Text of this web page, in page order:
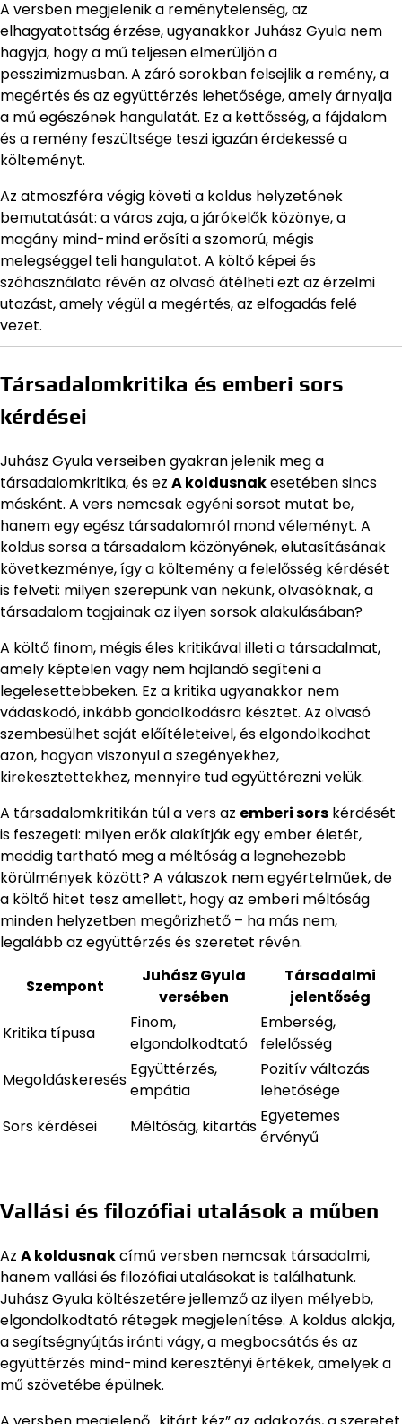
A versben megjelenik a reménytelenség, az
elhagyatottság érzése, ugyanakkor Juhász Gyula nem
hagyja, hogy a mű teljesen elmerüljön a
pesszimizmusban. A záró sorokban felsejlik a remény, a
megértés és az együttérzés lehetősége, amely árnyalja
a mű egészének hangulatát. Ez a kettősség, a fájdalom
és a remény feszültsége teszi igazán érdekessé a
költeményt.
Az atmoszféra végig követi a koldus helyzetének
bemutatását: a város zaja, a járókelők közönye, a
magány mind-mind erősíti a szomorú, mégis
melegséggel teli hangulatot. A költő képei és
szóhasználata révén az olvasó átélheti ezt az érzelmi
utazást, amely végül a megértés, az elfogadás felé
vezet.
Társadalomkritika és emberi sors
kérdései
Juhász Gyula verseiben gyakran jelenik meg a
társadalomkritika, és ez A koldusnakesetében sincs
másként. A vers nemcsak egyéni sorsot mutat be,
hanem egy egész társadalomról mond véleményt. A
koldus sorsa a társadalom közönyének, elutasításának
következménye, így a költemény a felelősség kérdését
is felveti: milyen szerepünk van nekünk, olvasóknak, a
társadalom tagjainak az ilyen sorsok alakulásában?
A költő finom, mégis éles kritikával illeti a társadalmat,
amely képtelen vagy nem hajlandó segíteni a
legelesettebbeken. Ez a kritika ugyanakkor nem
vádaskodó, inkább gondolkodásra késztet. Az olvasó
szembesülhet saját előítéleteivel, és elgondolkodhat
azon, hogyan viszonyul a szegényekhez,
kirekesztettekhez, mennyire tud együttérezni velük.
A társadalomkritikán túl a vers az emberi sors kérdését
is feszegeti: milyen erők alakítják egy ember életét,
meddig tartható meg a méltóság a legnehezebb
körülmények között? A válaszok nem egyértelműek, de
a költő hitet tesz amellett, hogy az emberi méltóság
minden helyzetben megőrizhető – ha más nem,
legalább az együttérzés és szeretet révén.
Szempont
Juhász Gyula
versében
Társadalmi
jelentőség
Kritika típusa
Finom,
elgondolkodtató
Emberség,
felelősség
Megoldáskeresés
Együttérzés,
empátia
Pozitív változás
lehetősége
Sors kérdései
Méltóság, kitartás
Egyetemes
érvényű
Vallási és filozófiai utalások a műben
Az A koldusnakcímű versben nemcsak társadalmi,
hanem vallási és filozófiai utalásokat is találhatunk.
Juhász Gyula költészetére jellemző az ilyen mélyebb,
elgondolkodtató rétegek megjelenítése. A koldus alakja,
a segítségnyújtás iránti vágy, a megbocsátás és az
együttérzés mind-mind keresztényi értékek, amelyek a
mű szövetébe épülnek.